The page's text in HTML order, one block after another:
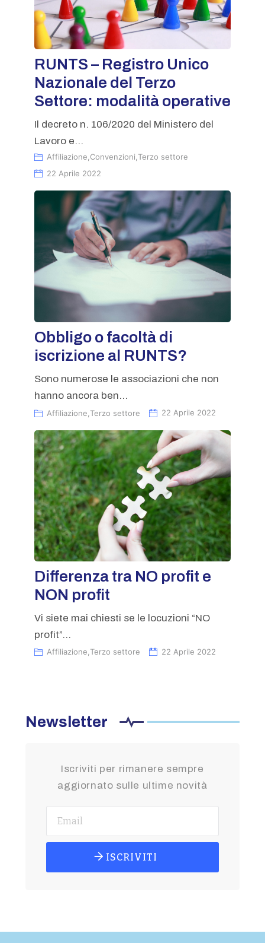
RUNTS – Registro Unico
Nazionale del Terzo
Settore: modalità operative
Il decreto n. 106/2020 del Ministero del
Lavoro e...
Affiliazione Convenzioni Terzo settore
22 Aprile 2022
Obbligo o facoltà di
iscrizione al RUNTS?
Sono numerose le associazioni che non
hanno ancora ben...
Affiliazione Terzo settore 22 Aprile 2022
Differenza tra NO profit e
NON profit
Vi siete mai chiesti se le locuzioni “NO
profit”...
Affiliazione Terzo settore 22 Aprile 2022
Newsletter
Iscriviti per rimanere sempre
aggiornato sulle ultime novità
ISCRIVITI